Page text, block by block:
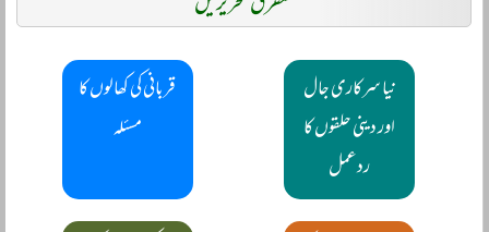
نیا سرکاری جال
اور دینی حلقوں کا
ردعمل
قربانی کی کھالوں کا
مسئلہ